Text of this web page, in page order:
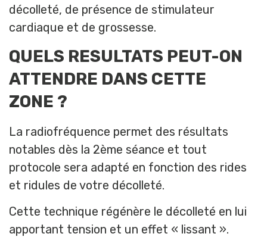
décolleté, de présence de stimulateur
cardiaque et de grossesse.
QUELS RESULTATS PEUT-ON
ATTENDRE DANS CETTE
ZONE ?
La radiofréquence permet des résultats
notables dès la 2ème séance et tout
protocole sera adapté en fonction des rides
et ridules de votre décolleté.
Cette technique régénère le décolleté en lui
apportant tension et un effet « lissant ».